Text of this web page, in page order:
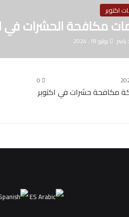
اكتوبر
مكافحة الحشرات في
يوليو 18, 2024
0
مكافحة حشرات في اكتوبر
ES